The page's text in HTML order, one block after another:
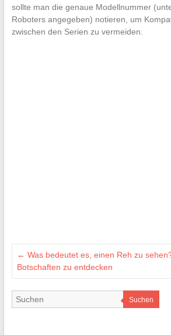
sollte man die genaue Modellnummer
Roboters angegeben) notieren, um
zwischen den Serien zu vermeiden.
← Was bedeutet es, einen Reh zu
Botschaften zu entdecken
Suchen